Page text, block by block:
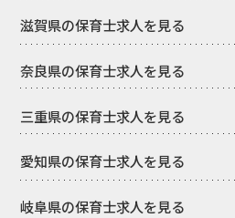
滋賀県の保育士求人を見る
奈良県の保育士求人を見る
三重県の保育士求人を見る
愛知県の保育士求人を見る
岐阜県の保育士求人を見る